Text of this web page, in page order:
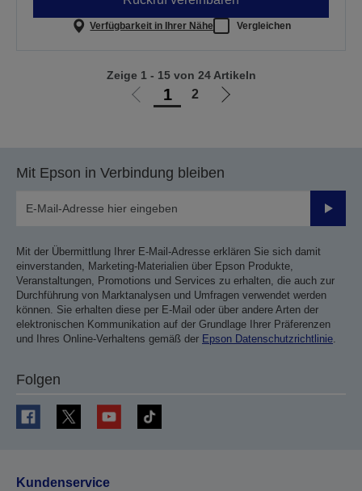
Verfügbarkeit in Ihrer Nähe Vergleichen
Zur 1 2
Zur
Zeige 1 - 15 von 24 Artikeln
Mit Epson in Verbindung bleiben
Mit der Übermittlung Ihrer E-Mail-Adresse erklären Sie sich damit
einverstanden, Marketing-Materialien über Epson Produkte,
Veranstaltungen, Promotions und Services zu erhalten, die auch zur
Durchführung von Marktanalysen und Umfragen verwendet werden
können. Sie erhalten diese per E-Mail oder über andere Arten der
elektronischen Kommunikation auf der Grundlage Ihrer Präferenzen
und Ihres Online-Verhaltens gemäß der Epson Datenschutzrichtlinie.
Folgen
Kundenservice